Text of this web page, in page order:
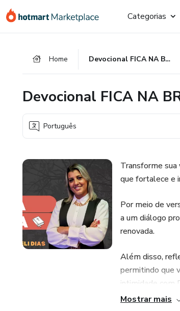
para
para
para
Categorias
Home Devocional FICA NA BRECHA
Devocional FICA NA
Português
Transforme sua
que fortalece e
Por meio de
a um diálogo
renovada.
Além disso,
permitindo que
intimidade com
mudanças e
Mostrar mais